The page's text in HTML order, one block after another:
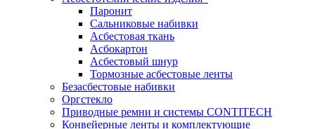
Паронит
Сальниковые набивки
Асбестовая ткань
Асбокартон
Асбестовый шнур
Тормозные асбестовые ленты
Безасбестовые набивки
Оргстекло
Приводные ремни и системы CONTITECH
Конвейерные ленты и комплектующие